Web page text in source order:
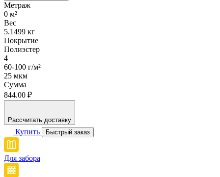
Метраж
0 м²
Вес
5.1499 кг
Покрытие
Полиэстер
4
60-100 г/м²
25 мкм
Сумма
844.00 ₽
Рассчитать доставку
Купить Быстрый заказ
Для забора